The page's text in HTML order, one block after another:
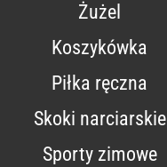
Żużel
Koszykówka
Piłka ręczna
Skoki narciarskie
Sporty zimowe